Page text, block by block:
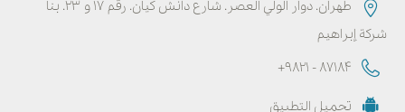
طهران. دوار الولي العصر. شارع دانش كيان. رقم ۱۷ و ۲۳. بنا
شركة إبراهيم
+9821 - 87184
تحميل التطبيق